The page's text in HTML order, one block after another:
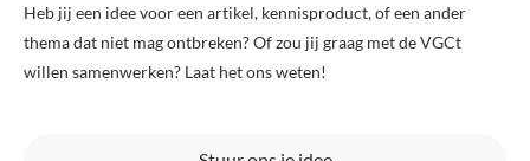
Heb jij een idee voor een artikel, kennisproduct, of een ander
thema dat niet mag ontbreken? Of zou jij graag met de VGCt
willen samenwerken? Laat het ons weten!